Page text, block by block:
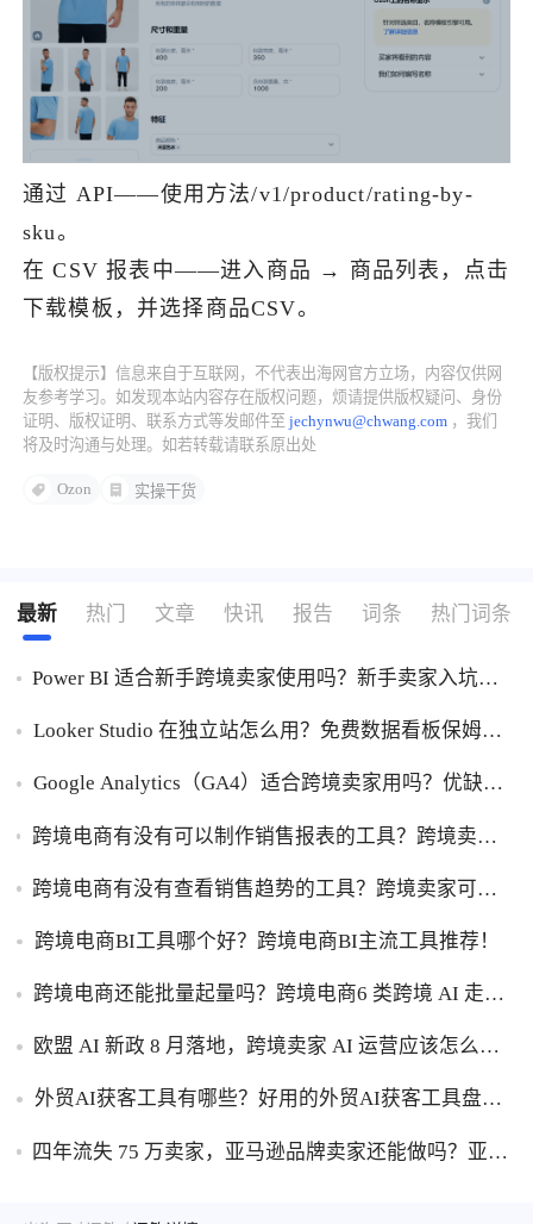
通过 API——使用方法/v1/product/rating-by-
sku。
在 CSV 报表中——进入商品 → 商品列表，点击
下载模板，并选择商品CSV。
【版权提示】信息来自于互联网，不代表出海网官方立场，内容仅供网
友参考学习。如发现本站内容存在版权问题，烦请提供版权疑问、身份
证明、版权证明、联系方式等发邮件至jechynwu@chwang.com ，我们
将及时沟通与处理。如若转载请联系原出处
Ozon 实操干货
最新 热门 文章 快讯 报告 词条 热门词条
Power BI 适合新手跨境卖家使用吗？新手卖家入坑
Looker Studio 在独立站怎么用？免费数据看板保姆级
Google Analytics（GA4）适合跨境卖家用吗？优缺点
跨境电商有没有可以制作销售报表的工具？跨境卖家
跨境电商有没有查看销售趋势的工具？跨境卖家可以
跨境电商BI工具哪个好？跨境电商BI主流工具推荐！
跨境电商还能批量起量吗？跨境电商6 类跨境 AI 走量
欧盟 AI 新政 8 月落地，跨境卖家 AI 运营应该怎么应
外贸AI获客工具有哪些？好用的外贸AI获客工具盘
四年流失 75 万卖家，亚马逊品牌卖家还能做吗？亚马